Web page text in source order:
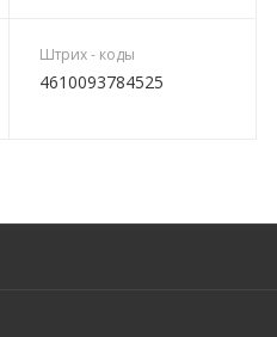
Штрих - коды
4610093784525